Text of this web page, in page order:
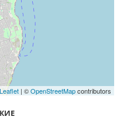
Leaflet | ©OpenStreetMapcontributors